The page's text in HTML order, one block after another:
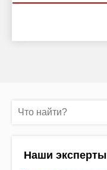
Наши эксперты